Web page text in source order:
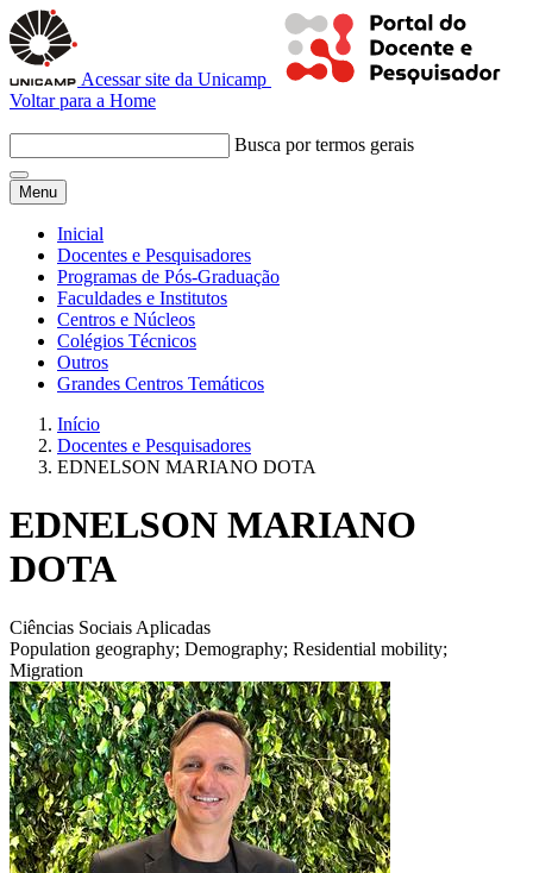
Acessar site da Unicamp
Voltar para a Home
Busca por termos gerais
Menu
Inicial
Docentes e Pesquisadores
Programas de Pós-Graduação
Faculdades e Institutos
Centros e Núcleos
Colégios Técnicos
Outros
Grandes Centros Temáticos
Início
Docentes e Pesquisadores
EDNELSON MARIANO DOTA
EDNELSON MARIANO
DOTA
Ciências Sociais Aplicadas
Population geography; Demography; Residential mobility;
Migration